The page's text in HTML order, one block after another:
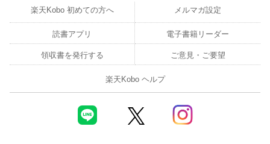
楽天Kobo 初めての方へ メルマガ設定
読書アプリ 電子書籍リーダー
領収書を発行する ご意見・ご要望
楽天Kobo ヘルプ